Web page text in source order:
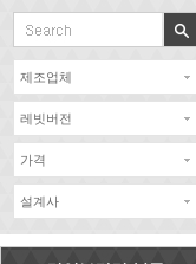
제조업체
레빗버전
가격
설계사